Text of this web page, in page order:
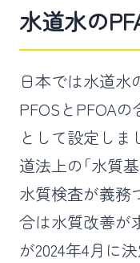
水道水の
日本では水道水
PFOSとPFOA
として設定しま
道法上の｢水質
水質検査が義務
合は水質改善が
が2024年4月に